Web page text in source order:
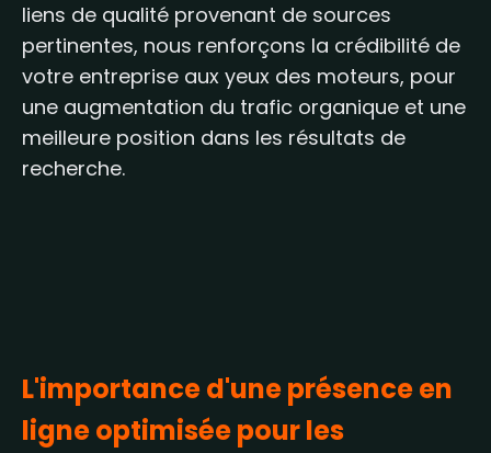
liens de qualité provenant de sources
pertinentes, nous renforçons la crédibilité de
votre entreprise aux yeux des moteurs, pour
une augmentation du trafic organique et une
meilleure position dans les résultats de
recherche.
L'importance d'une présence en
ligne optimisée pour les